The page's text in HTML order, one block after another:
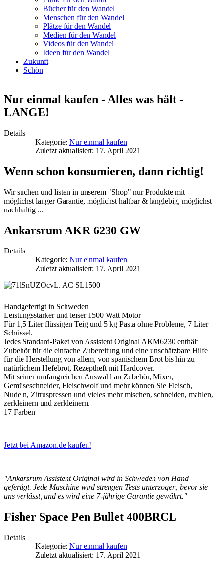
Bücher für den Wandel
Menschen für den Wandel
Plätze für den Wandel
Medien für den Wandel
Videos für den Wandel
Ideen für den Wandel
Zukunft
Schön
Nur einmal kaufen - Alles was hält -
LANGE!
Details
Kategorie: Nur einmal kaufen
Zuletzt aktualisiert: 17. April 2021
Wenn schon konsumieren, dann richtig!
Wir suchen und listen in unserem "Shop" nur Produkte mit
möglichst langer Garantie, möglichst haltbar & langlebig, möglichst
nachhaltig ...
Ankarsrum AKR 6230 GW
Details
Kategorie: Nur einmal kaufen
Zuletzt aktualisiert: 17. April 2021
Handgefertigt in Schweden
Leistungsstarker und leiser 1500 Watt Motor
Für 1,5 Liter flüssigen Teig und 5 kg Pasta ohne Probleme, 7 Liter
Schüssel.
Jedes Standard-Paket von Assistent Original AKM6230 enthält
Zubehör für die einfache Zubereitung und eine unschätzbare Hilfe
für die Herstellung von allem, von spanischem Brot bis hin zu
natürlichem Hefebrot, Rezeptheft mit Hardcover.
Mit seiner umfangreichen Auswahl an Zubehör, Mixer,
Gemüseschneider, Fleischwolf und mehr können Sie Fleisch,
Nudeln, Zitruspressen und vieles mehr mischen, schneiden, mahlen,
zerkleinern und zerkleinern.
17 Farben
Jetzt bei Amazon.de kaufen!
"Ankarsrum Assistent Original wird in Schweden von Hand
gefertigt. Jede Maschine wird strengen Tests unterzogen, bevor sie
uns verlässt, und es wird eine 7-jährige Garantie gewährt."
Fisher Space Pen Bullet 400BRCL
Details
Kategorie: Nur einmal kaufen
Zuletzt aktualisiert: 17. April 2021